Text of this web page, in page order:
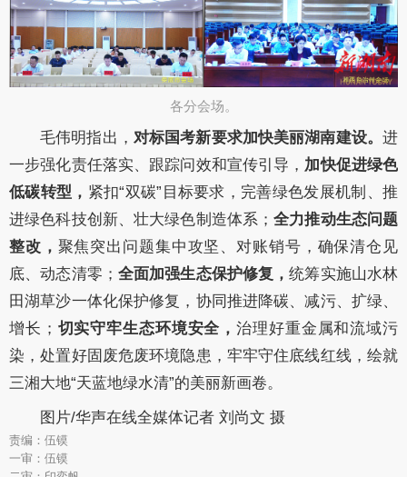
各分会场。​
毛伟明指出， 对标国考新要求加快美丽湖南建设。进
一步强化责任落实、 跟踪问效和宣传引导 ， 加快促进绿色
低碳转型， 紧扣“双碳”目标要求， 完善绿色发展机制、推
进绿色科技创新、壮大绿色制造体系； 全力推动生态问题
整改， 聚焦突出问题集中攻坚、 对账销号， 确保清仓见
底、动态清零； 全面加强生态保护修复，统筹实施山水林
田湖草沙一体化保护修复， 协同推进降碳、减污、扩绿、
增长； 切实守牢生态环境安全，治理好重金属和流域污
染，处置好固废危废环境隐患，牢牢守住底线红线， 绘就
三湘大地“天蓝地绿水清”的美丽新画卷。
图片/华声在线全媒体记者 刘尚文 摄
责编：伍镆
一审：伍镆